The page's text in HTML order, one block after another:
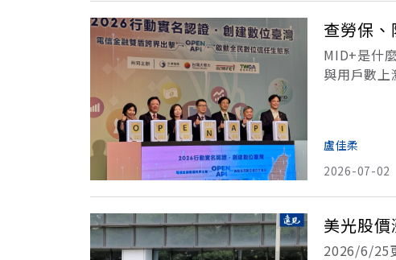
查勞保
MID+是什
與用戶數
盧佳柔
2026-07-02
美光股
2026/6/25